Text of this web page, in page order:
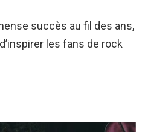
succès au fil des ans,
les fans de rock